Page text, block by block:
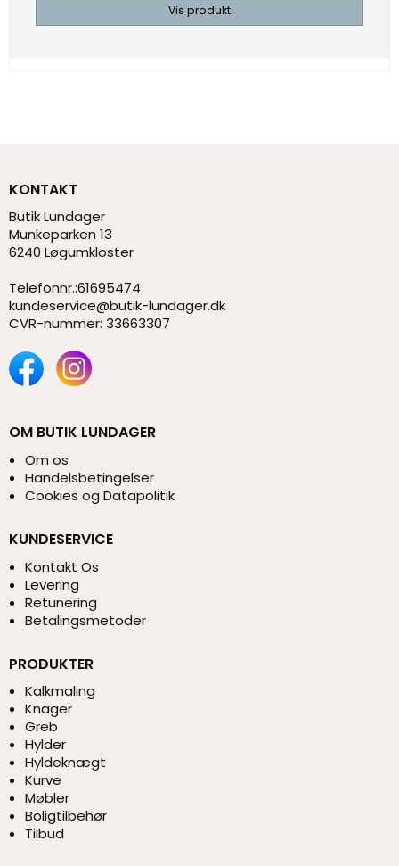
Vis produkt
KONTAKT
Butik Lundager
Munkeparken 13
6240 Løgumkloster
Telefonnr.:61695474
kundeservice@butik-lundager.dk
CVR-nummer: 33663307
OM BUTIK LUNDAGER
Om os
Handelsbetingelser
Cookies og Datapolitik
KUNDESERVICE
Kontakt Os
Levering
Retunering
Betalingsmetoder
PRODUKTER
Kalkmaling
Knager
Greb
Hylder
Hyldeknægt
Kurve
Møbler
Boligtilbehør
Tilbud